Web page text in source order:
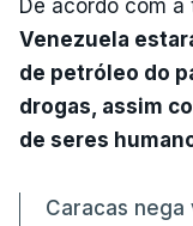
De acordo com a
Venezuela
de petróleo do
drogas, assim
de seres
Caracas nega